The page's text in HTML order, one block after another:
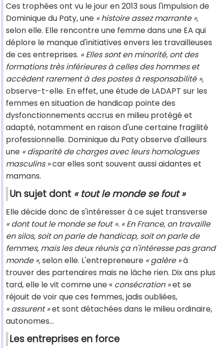
Ces trophées ont vu le jour en 2013 sous l'impulsion de
Dominique du Paty, une « histoire assez marrante »,
selon elle. Elle rencontre une femme dans une EA qui
déplore le manque d'initiatives envers les travailleuses
de ces entreprises. « Elles sont en minorité, ont des
formations très inférieures à celles des hommes et
accèdent rarement à des postes à responsabilité »,
observe-t-elle. En effet, une étude de LADAPT sur les
femmes en situation de handicap pointe des
dysfonctionnements accrus en milieu protégé et
adapté, notamment en raison d'une certaine fragilité
professionnelle. Dominique du Paty observe d'ailleurs
une « disparité de charges avec leurs homologues
masculins »car elles sont souvent aussi aidantes et
mamans.
Un sujet dont « tout le monde se fout »
Elle décide donc de s'intéresser à ce sujet transverse
« dont tout le monde se fout ». « En France, on travaille
en silos, soit on parle de handicap, soit on parle de
femmes, mais les deux réunis ça n'intéresse pas grand
monde »,selon elle. L'entrepreneure « galère »à
trouver des partenaires mais ne lâche rien. Dix ans plus
tard, elle le vit comme une « consécration »et se
réjouit de voir que ces femmes, jadis oubliées,
« assurent »et sont détachées dans le milieu ordinaire,
autonomes…
Les entreprises en force